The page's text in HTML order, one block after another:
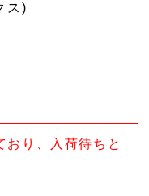
ス)
おり、入荷待ちと